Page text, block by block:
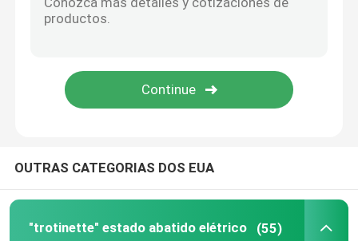
Mini Car elétrico
OUTRAS CATEGORIAS DOS EUA
"trotinette" estado abatido elétrico (55)